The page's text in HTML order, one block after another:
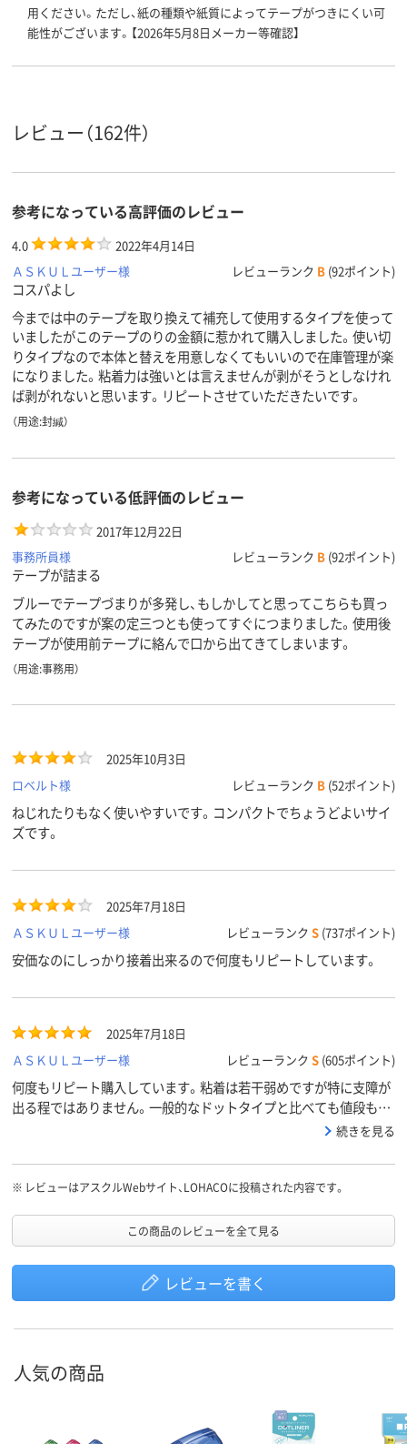
用ください。ただし、紙の種類や紙質によってテープがつきにくい可
能性がございます。【2026年5月8日メーカー等確認】
レビュー（162件）
参考になっている高評価のレビュー
4.0
2022年4月14日
ＡＳＫＵＬユーザー様
レビューランク B (92ポイント)
コスパよし
今までは中のテープを取り換えて補充して使用するタイプを使って
いましたがこのテープのりの金額に惹かれて購入しました。使い切
りタイプなので本体と替えを用意しなくてもいいので在庫管理が楽
になりました。粘着力は強いとは言えませんが剥がそうとしなけれ
ば剥がれないと思います。リピートさせていただきたいです。
（用途:封緘）
参考になっている低評価のレビュー
2017年12月22日
事務所員様
レビューランク B (92ポイント)
テープが詰まる
ブルーでテープづまりが多発し、もしかしてと思ってこちらも買っ
てみたのですが案の定三つとも使ってすぐにつまりました。使用後
テープが使用前テープに絡んで口から出てきてしまいます。
（用途:事務用）
2025年10月3日
ロベルト様
レビューランク B (52ポイント)
ねじれたりもなく使いやすいです。コンパクトでちょうどよいサイ
ズです。
2025年7月18日
ＡＳＫＵＬユーザー様
レビューランク S (737ポイント)
安価なのにしっかり接着出来るので何度もリピートしています。
2025年7月18日
ＡＳＫＵＬユーザー様
レビューランク S (605ポイント)
何度もリピート購入しています。粘着は若干弱めですが特に支障が
出る程ではありません。一般的なドットタイプと比べても値段も安
くとてもいいと思います。何よりドットタイプは巻き取られる側に
の点こちらはテープなのでそのまま紙に転写していくので気分的に
もすっきりです。かなりお勧めです！
続きを見る
※ レビューはアスクルWebサイト、LOHACOに投稿された内容です。
この商品のレビューを全て見る
レビューを書く
人気の商品